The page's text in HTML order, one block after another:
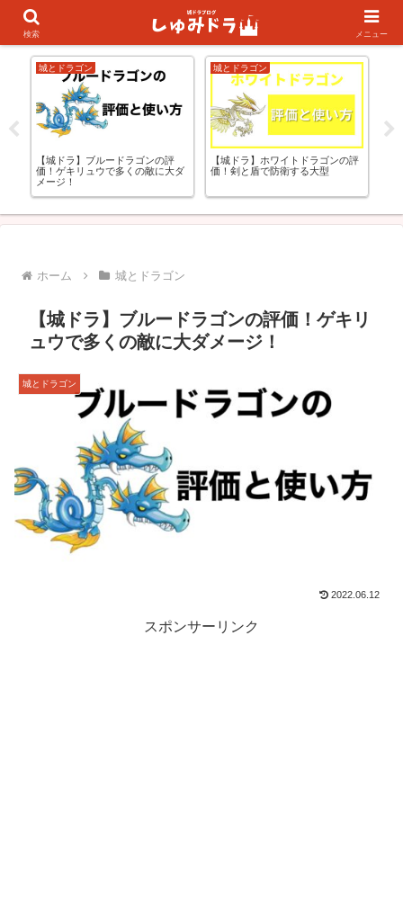
初心者の方向け
城とドラゴン
【城ドラ】ブルードラゴンの評
価！ゲキリュウで多くの敵に大ダ
メージ！
城とドラゴン
【城ドラ】ホワイトドラゴンの評
価！剣と盾で防衛する大型
ホーム 城とドラゴン
【城ドラ】ブルードラゴンの評価！ゲキリ
ュウで多くの敵に大ダメージ！
城とドラゴン
2022.06.12
スポンサーリンク
検索 メニュー